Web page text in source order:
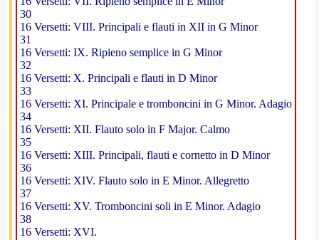
30
16 Versetti: VIII. Principali e flauti in XII in G Minor
31
16 Versetti: IX. Ripieno semplice in G Minor
32
16 Versetti: X. Principali e flauti in D Minor
33
16 Versetti: XI. Principale e tromboncini in G Minor. Adagio
34
16 Versetti: XII. Flauto solo in F Major. Calmo
35
16 Versetti: XIII. Principali, flauti e cornetto in D Minor
36
16 Versetti: XIV. Flauto solo in E Minor. Allegretto
37
16 Versetti: XV. Tromboncini soli in E Minor. Adagio
38
16 Versetti: XVI.